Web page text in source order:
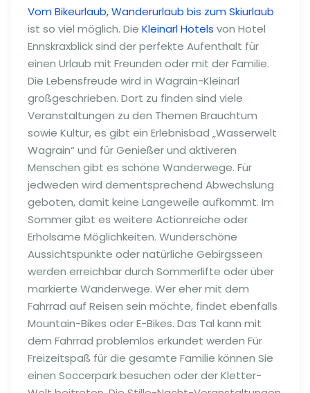
Vom Bikeurlaub, Wanderurlaub bis zum Skiurlaub
ist so viel möglich. Die Kleinarl Hotels von Hotel
Ennskraxblick sind der perfekte Aufenthalt für
einen Urlaub mit Freunden oder mit der Familie.
Die Lebensfreude wird in Wagrain-Kleinarl
großgeschrieben. Dort zu finden sind viele
Veranstaltungen zu den Themen Brauchtum
sowie Kultur, es gibt ein Erlebnisbad „Wasserwelt
Wagrain“ und für Genießer und aktiveren
Menschen gibt es schöne Wanderwege. Für
jedweden wird dementsprechend Abwechslung
geboten, damit keine Langeweile aufkommt. Im
Sommer gibt es weitere Actionreiche oder
Erholsame Möglichkeiten. Wunderschöne
Aussichtspunkte oder natürliche Gebirgsseen
werden erreichbar durch Sommerlifte oder über
markierte Wanderwege. Wer eher mit dem
Fahrrad auf Reisen sein möchte, findet ebenfalls
Mountain-Bikes oder E-Bikes. Das Tal kann mit
dem Fahrrad problemlos erkundet werden Für
Freizeitspaß für die gesamte Familie können Sie
einen Soccerpark besuchen oder der Kletter-